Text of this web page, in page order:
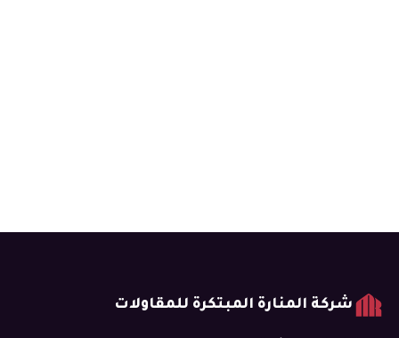
شركة المنارة المبتكرة للمقاولات